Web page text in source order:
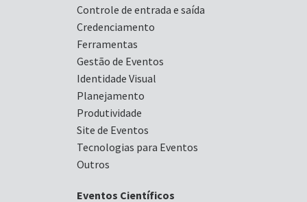
Controle de entrada e saída
Credenciamento
Ferramentas
Gestão de Eventos
Identidade Visual
Planejamento
Produtividade
Site de Eventos
Tecnologias para Eventos
Outros
Eventos Científicos